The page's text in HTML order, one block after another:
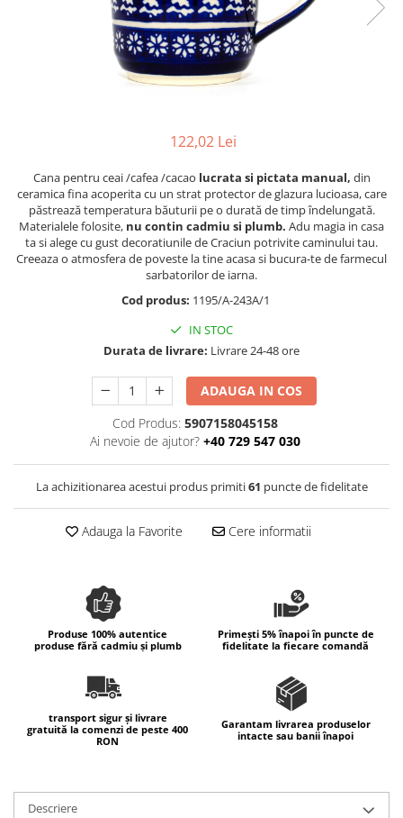
Recipiente depozitare
Baie
Colectiile Flowers
Colectia Forget-me-nots
Colectia Basket of Blue
Colectia Leaf Bed
Colectia Autumn Garden
Colectia Little Flowers
Colectia Berries
Colectia Butterfly Dance
Colectia Morning Sunrise
Colectia Morning Glory
Colectia Blue Spring
122,02 Lei
Cana pentru ceai /cafea /cacao lucrata si pictata manual, din
ceramica fina acoperita cu un strat protector de glazura lucioasa, care
păstrează temperatura băuturii pe o durată de timp îndelungată.
Materialele folosite, nu contin cadmiu si plumb. Adu magia in casa
ta si alege cu gust decoratiunile de Craciun potrivite caminului tau.
Creeaza o atmosfera de poveste la tine acasa si bucura-te de farmecul
sarbatorilor de iarna.
Cod produs: 1195/A-243A/1
IN STOC
Durata de livrare: Livrare 24-48 ore
ADAUGA IN COS
Cod Produs: 5907158045158
Ai nevoie de ajutor? +40 729 547 030
La achizitionarea acestui produs primiti61 puncte de fidelitate
Adauga la Favorite Cere informatii
Produse 100% autentice
produse fără cadmiu și plumb
Primești 5% înapoi în puncte de
fidelitate la fiecare comandă
transport sigur și livrare
gratuită la comenzi de peste 400
RON
Garantam livrarea produselor
intacte sau banii înapoi
Descriere